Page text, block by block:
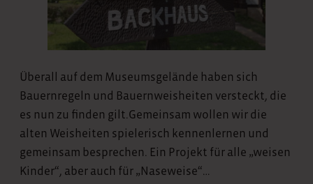
Überall auf dem Museumsgelände haben sich
Bauernregeln und Bauernweisheiten versteckt, die
es nun zu finden gilt.Gemeinsam wollen wir die
alten Weisheiten spielerisch kennenlernen und
gemeinsam besprechen. Ein Projekt für alle „weisen
Kinder“, aber auch für „Naseweise“…